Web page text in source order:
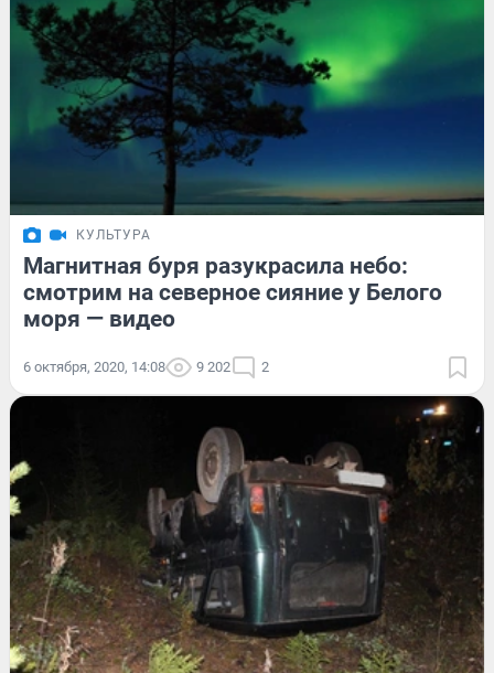
КУЛЬТУРА
Магнитная буря разукрасила небо:
смотрим на северное сияние у Белого
моря — видео
6 октября, 2020, 14:08 9 202 2